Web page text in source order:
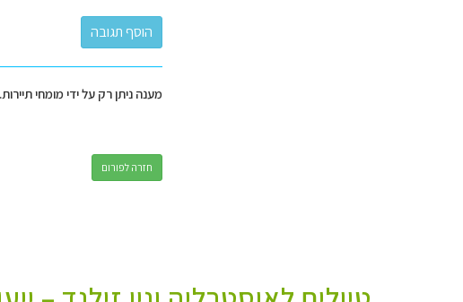
מענה ניתן רק על ידי מומחי
חזרה לפורום